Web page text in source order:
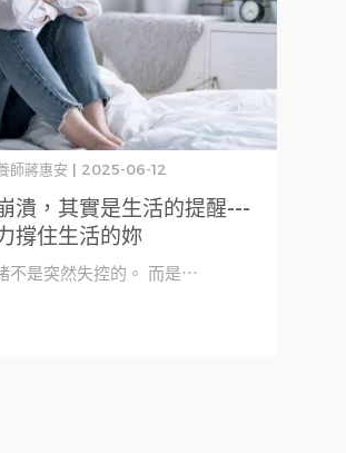
潰，其實是生活的提醒---
撐住生活的妳
師蔣惠安 | 2025-06-12
不是突然失控的。 而是⋯